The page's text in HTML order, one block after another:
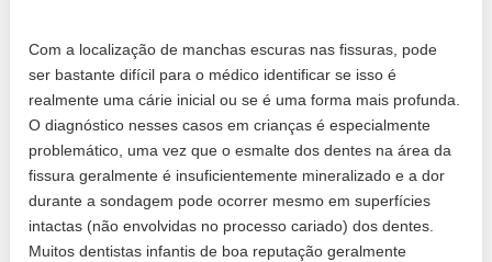
Com a localização de manchas escuras nas fissuras, pode
ser bastante difícil para o médico identificar se isso é
realmente uma cárie inicial ou se é uma forma mais profunda.
O diagnóstico nesses casos em crianças é especialmente
problemático, uma vez que o esmalte dos dentes na área da
fissura geralmente é insuficientemente mineralizado e a dor
durante a sondagem pode ocorrer mesmo em superfícies
intactas (não envolvidas no processo cariado) dos dentes.
Muitos dentistas infantis de boa reputação geralmente